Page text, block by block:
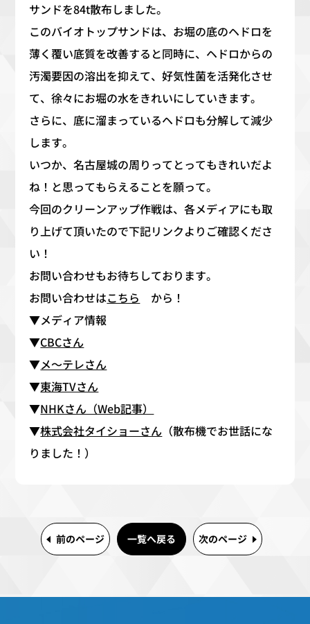
サンドを84t散布しました。
このバイオトップサンドは、お堀の底のヘドロを
薄く覆い底質を改善すると同時に、ヘドロからの
汚濁要因の溶出を抑えて、好気性菌を活発化させ
て、徐々にお堀の水をきれいにしていきます。
さらに、底に溜まっているヘドロも分解して減少
します。
いつか、名古屋城の周りってとってもきれいだよ
ね！と思ってもらえることを願って。
今回のクリーンアップ作戦は、各メディアにも取
り上げて頂いたので下記リンクよりご確認くださ
い！
お問い合わせもお待ちしております。
お問い合わせはこちら から！
▼メディア情報
▼CBCさん
▼メ～テレさん
▼東海TVさん
▼NHKさん（Web記事）
▼株式会社タイショーさん （散布機でお世話にな
りました！）
前のページ 一覧へ戻る 次のページ